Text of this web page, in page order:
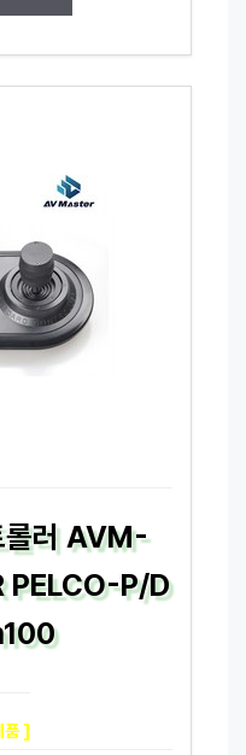
롤러 AVM-
PELCO-P/D
품 ]